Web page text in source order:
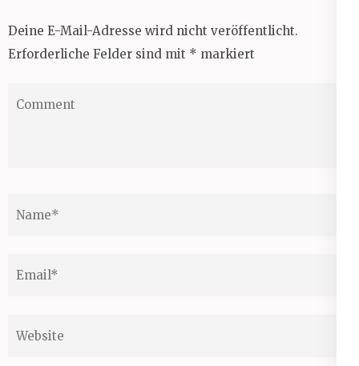
Deine E-Mail-Adresse wird nicht veröffentlicht.
Erforderliche Felder sind mit * markiert